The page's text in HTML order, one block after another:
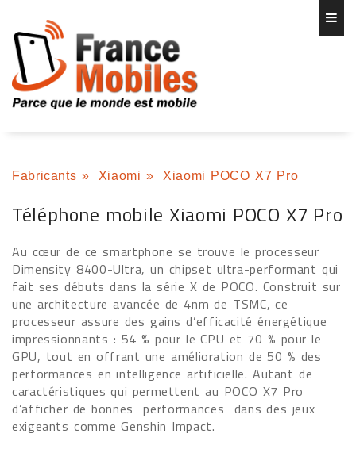
Fabricants » Xiaomi » Xiaomi POCO X7 Pro
Téléphone mobile Xiaomi POCO X7 Pro
Au cœur de ce smartphone se trouve le processeur
Dimensity 8400-Ultra, un chipset ultra-performant qui
fait ses débuts dans la série X de POCO. Construit sur
une architecture avancée de 4nm de TSMC, ce
processeur assure des gains d’efficacité énergétique
impressionnants : 54 % pour le CPU et 70 % pour le
GPU, tout en offrant une amélioration de 50 % des
performances en intelligence artificielle. Autant de
caractéristiques qui permettent au POCO X7 Pro
d’afficher de bonnes performances dans des jeux
exigeants comme Genshin Impact.